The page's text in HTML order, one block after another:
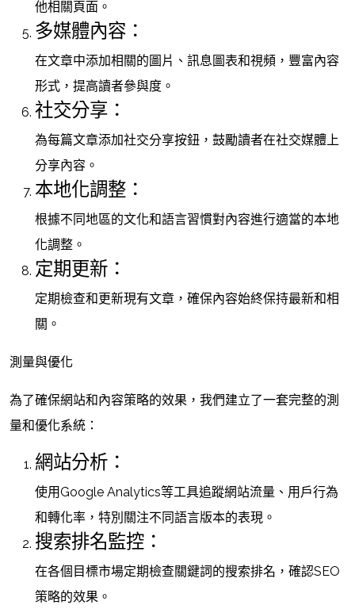
他相關頁面。
多媒體內容：
在文章中添加相關的圖片、訊息圖表和視頻，豐富內容
形式，提高讀者參與度。
社交分享：
為每篇文章添加社交分享按鈕，鼓勵讀者在社交媒體上
分享內容。
本地化調整：
根據不同地區的文化和語言習慣對內容進行適當的本地
化調整。
定期更新：
定期檢查和更新現有文章，確保內容始終保持最新和相
關。
測量與優化
為了確保網站和內容策略的效果，我們建立了一套完整的測
量和優化系統：
網站分析：
使用Google Analytics等工具追蹤網站流量、用戶行為
和轉化率，特別關注不同語言版本的表現。
搜索排名監控：
在各個目標市場定期檢查關鍵詞的搜索排名，確認SEO
策略的效果。